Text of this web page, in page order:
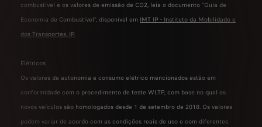
combustível e os valores de emissão de CO2, leia o documento "Guia de
Economia de Combustível", disponível em IMT IP - Instituto da Mobilidade e
dos Transportes, IP.
Elétricos
Os valores de autonomia e consumo elétrico mencionados estão em
conformidade com o procedimento de teste WLTP, com base no qual os
novos veículos são homologados desde 1 de setembro de 2018. Os valores
podem variar de acordo com as condições reais de uso e com diferentes